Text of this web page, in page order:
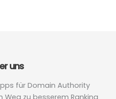
uns
für Domain Authority